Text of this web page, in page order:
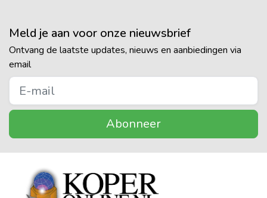
Meld je aan voor onze nieuwsbrief
Ontvang de laatste updates, nieuws en aanbiedingen via
email
Abonneer